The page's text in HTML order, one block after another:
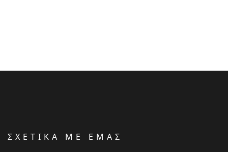
ΣΧΕΤΙΚΑ ΜΕ ΕΜΑΣ